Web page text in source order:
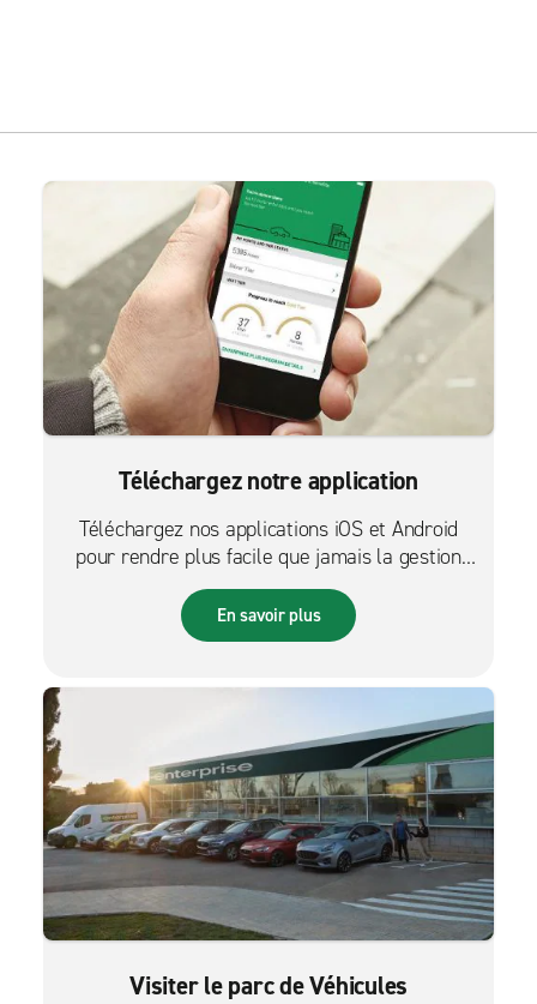
Téléchargez notre application
Téléchargez nos applications iOS et Android
pour rendre plus facile que jamais la gestion
des réservations sur le pouce.
En savoir plus
Visiter le parc de Véhicules